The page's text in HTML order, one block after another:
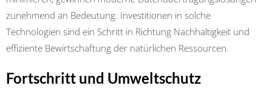
zunehmend an Bedeutung. Investitionen in solche
Technologien sind ein Schritt in Richtung Nachhaltigkeit und
effiziente Bewirtschaftung der natürlichen Ressourcen.
Fortschritt und Umweltschutz